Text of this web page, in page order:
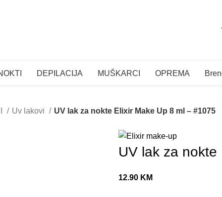
DEPILACIJA MUŠKARCI OPREMA
Uv lakovi UV lak za nokte Elixir Make Up 8 ml – #1075
UV lak za
12.90 KM